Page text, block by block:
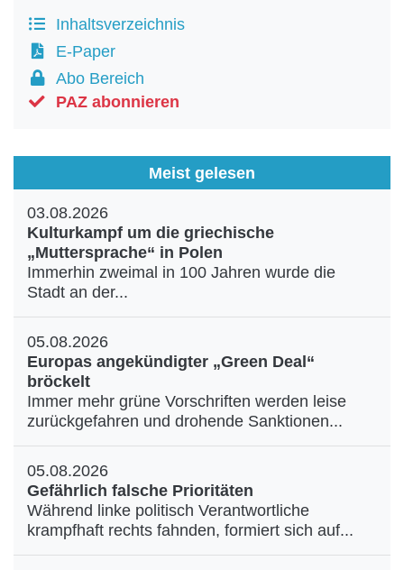
Inhaltsverzeichnis
E-Paper
Abo Bereich
PAZ abonnieren
Meist gelesen
03.08.2026
Kulturkampf um die griechische
„Muttersprache“ in Polen
Immerhin zweimal in 100 Jahren wurde die
Stadt an der...
05.08.2026
Europas angekündigter „Green Deal“
bröckelt
Immer mehr grüne Vorschriften werden leise
zurückgefahren und drohende Sanktionen...
05.08.2026
Gefährlich falsche Prioritäten
Während linke politisch Verantwortliche
krampfhaft rechts fahnden, formiert sich auf...